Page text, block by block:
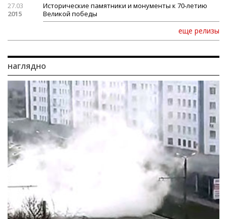
27.03
2015
Исторические памятники и монументы к 70-летию
Великой победы
еще релизы
наглядно